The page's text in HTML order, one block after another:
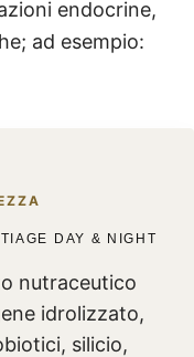
endocrine,
ad esempio:
DAY & NIGHT
nutraceutico
idrolizzato,
silicio,